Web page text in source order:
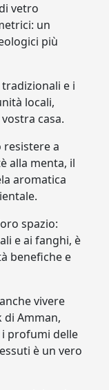
vetro
un
più
e i
locali,
casa.
a
alla menta, il
aromatica
spazio:
e ai fanghi, è
benefiche e
vivere
di Amman,
profumi delle
è un vero